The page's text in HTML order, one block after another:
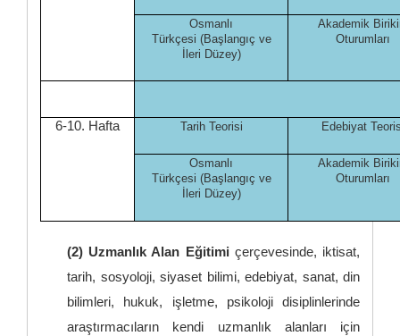
Osmanlı
Türkçesi (Başlangıç ve
İleri Düzey)
Akademik
Oturumları
6-10. Hafta Tarih Teorisi Edebiyat
Osmanlı
Türkçesi (Başlangıç ve
İleri Düzey)
Akademik
Oturumları
(2) Uzmanlık Alan Eğitimi çerçevesinde, iktisat,
tarih, sosyoloji, siyaset bilimi, edebiyat, sanat, din
bilimleri, hukuk, işletme, psikoloji disiplinlerinde
araştırmacıların kendi uzmanlık alanları için